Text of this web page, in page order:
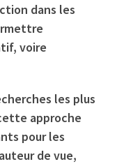
dans les
voire
les plus
approche
pour les
de vue,